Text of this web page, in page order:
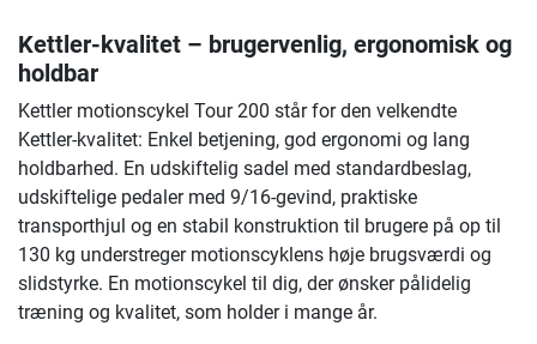
Kettler-kvalitet – brugervenlig, ergonomisk og
holdbar
Kettler motionscykel Tour 200 står for den velkendte
Kettler-kvalitet: Enkel betjening, god ergonomi og lang
holdbarhed. En udskiftelig sadel med standardbeslag,
udskiftelige pedaler med 9/16-gevind, praktiske
transporthjul og en stabil konstruktion til brugere på op til
130 kg understreger motionscyklens høje brugsværdi og
slidstyrke. En motionscykel til dig, der ønsker pålidelig
træning og kvalitet, som holder i mange år.